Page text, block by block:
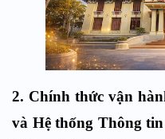
2. Chính thức vận
và Hệ thống Thông